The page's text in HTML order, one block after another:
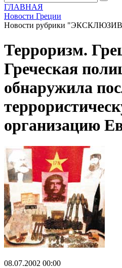
ГЛАВНАЯ
Новости Греции
Новости рубрики
Терроризм.
Греческая
обнаружила
организацию
08.07.2002 00:00